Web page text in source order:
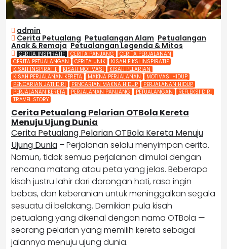
admin
Cerita Petualang Petualangan Alam Petualangan
Anak & Remaja Petualangan Legenda & Mitos
CERITA INSPIRATIF CERITA PANJANG
CERITA PERJALANAN
CERITA PETUALANGAN
CERITA UNIK
KISAH FIKSI INSPIRATIF
KISAH INSPIRATIF
KISAH MOTIVASI
KISAH PELARIAN
KISAH PERJALANAN KERETA
MAKNA PERJALANAN
MOTIVASI HIDUP
PENCARIAN JATI DIRI
PENCARIAN MAKNA HIDUP
PERJALANAN HIDUP
PERJALANAN KERETA
PERJALANAN PANJANG PETUALANGAN
REFLEKSI DIRI
TRAVEL STORY
Cerita Petualang Pelarian OTBola Kereta
Menuju Ujung Dunia
Cerita Petualang Pelarian OTBola Kereta Menuju
Ujung Dunia – Perjalanan selalu menyimpan cerita.
Namun, tidak semua perjalanan dimulai dengan
rencana matang atau peta yang jelas. Beberapa
kisah justru lahir dari dorongan hati, rasa ingin
bebas, dan keberanian untuk meninggalkan segala
sesuatu di belakang. Demikian pula kisah
petualang yang dikenal dengan nama OTBola —
seorang pelarian yang memilih kereta sebagai
jalannya menuju ujung dunia.